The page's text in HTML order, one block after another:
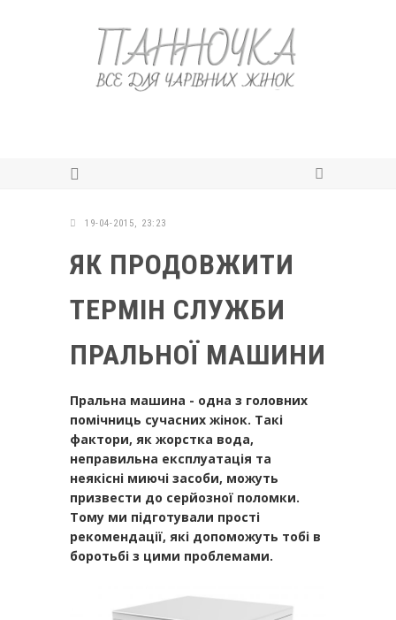
19-04-2015, 23:23
ЯК ПРОДОВЖИТИ
ТЕРМІН СЛУЖБИ
ПРАЛЬНОЇ МАШИНИ
Пральна машина - одна з головних
помічниць сучасних жінок. Такі
фактори, як жорстка вода,
неправильна експлуатація та
неякісні миючі засоби, можуть
призвести до серйозної поломки.
Тому ми підготували прості
рекомендації, які допоможуть тобі в
боротьбі з цими проблемами.